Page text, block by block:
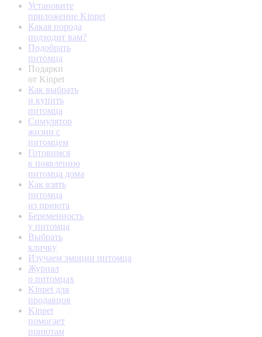
Установите
приложение Kinpet
Какая порода
подходит вам?
Подобрать
питомца
Подарки
от Kinpet
Как выбрать
и купить
питомца
Симулятор
жизни с
питомцем
Готовимся
к появлению
питомца дома
Как взять
питомца
из приюта
Беременность
у питомца
Выбрать
кличку
Изучаем эмоции питомца
Журнал
о питомцах
Kinpet для
продавцов
Kinpet
помогает
приютам